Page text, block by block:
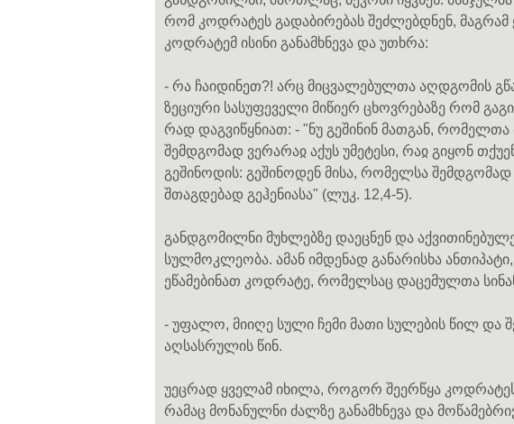
რომ კოდრატეს გადაბირებას შეძლებდნენ,
კოდრატემ ისინი განამხნევა და უთხრა:
- რა ჩაიდინეთ?! არც მიცვალებულთა აღდგომის
ზეციური სასუფეველი მიწიერ ცხოვრებაზე რომ
რად დაგვიწყნიათ: - "ნუ გეშინინ მათგან, რომელთა
შემდგომად ვერარაჲ აქუს უმეტესი, რაჲ გიყონ
გეშინოდის: გეშინოდენ მისა, რომელსა
შთაგდებად გეჰენიასა" (ლუკ. 12,4-5).
განდგომილნი მუხლებზე დაეცნენ და
სულმოკლეობა. ამან იმდენად განარისხა
ეწამებინათ კოდრატე, რომელსაც დაცემულთა
- უფალო, მიიღე სული ჩემი მათი სულების წილ და
აღსასრულის წინ.
უეცრად ყველამ იხილა, როგორ შეერწყა
რამაც მონანულნი ძალზე განამხნევა და